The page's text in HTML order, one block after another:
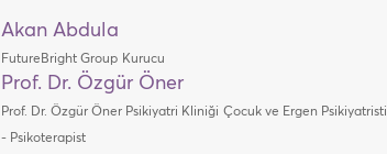
Akan Abdula
FutureBright Group Kurucu
Prof. Dr. Özgür Öner
Prof. Dr. Özgür Öner Psikiyatri Kliniği Çocuk ve Ergen Psikiyatristi
- Psikoterapist